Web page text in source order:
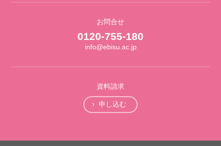
お問合せ
0120-755-180
info@ebisu.ac.jp
資料請求
申し込む